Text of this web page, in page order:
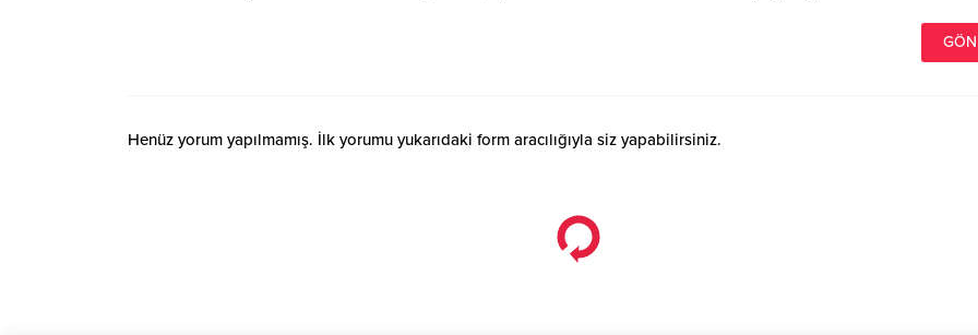
Henüz yorum yapılmamış. İlk yorumu yukarıdaki form aracılığıyla siz yapabilirsiniz.